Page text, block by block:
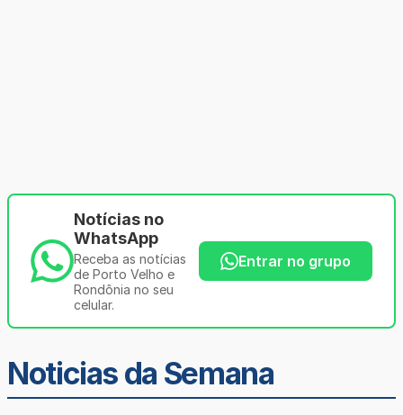
Notícias no
WhatsApp
Receba as notícias
de Porto Velho e
Rondônia no seu
celular.
Entrar no grupo
Noticias da Semana